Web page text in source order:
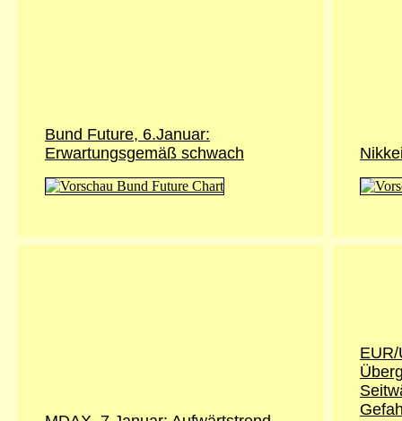
Bund Future, 6.Januar:
Erwartungsgemäß schwach